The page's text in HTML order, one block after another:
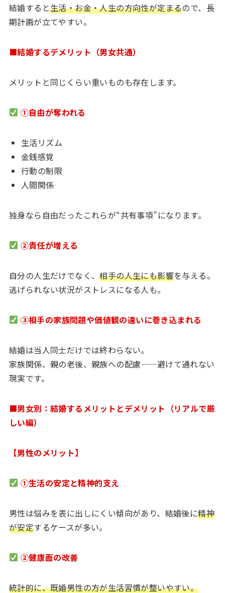
結婚すると生活・お金・人生の方向性が定まるので、長
期計画が立てやすい。
■結婚するデメリット（男女共通）
メリットと同じくらい重いものも存在します。
①自由が奪われる
生活リズム
金銭感覚
行動の制限
人間関係
独身なら自由だったこれらが“共有事項”になります。
②責任が増える
自分の人生だけでなく、相手の人生にも影響を与える。
逃げられない状況がストレスになる人も。
③相手の家族問題や価値観の違いに巻き込まれる
結婚は当人同士だけでは終わらない。
家族関係、親の老後、親族への配慮——避けて通れない
現実です。
■男女別：結婚するメリットとデメリット（リアルで厳
しい編）
【男性のメリット】
①生活の安定と精神的支え
男性は悩みを表に出しにくい傾向があり、結婚後に精神
が安定するケースが多い。
②健康面の改善
統計的に、既婚男性の方が生活習慣が整いやすい。